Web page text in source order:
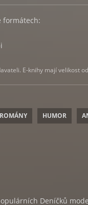
formátech:
E-knihy mají velikost
HUMOR
Deníčků